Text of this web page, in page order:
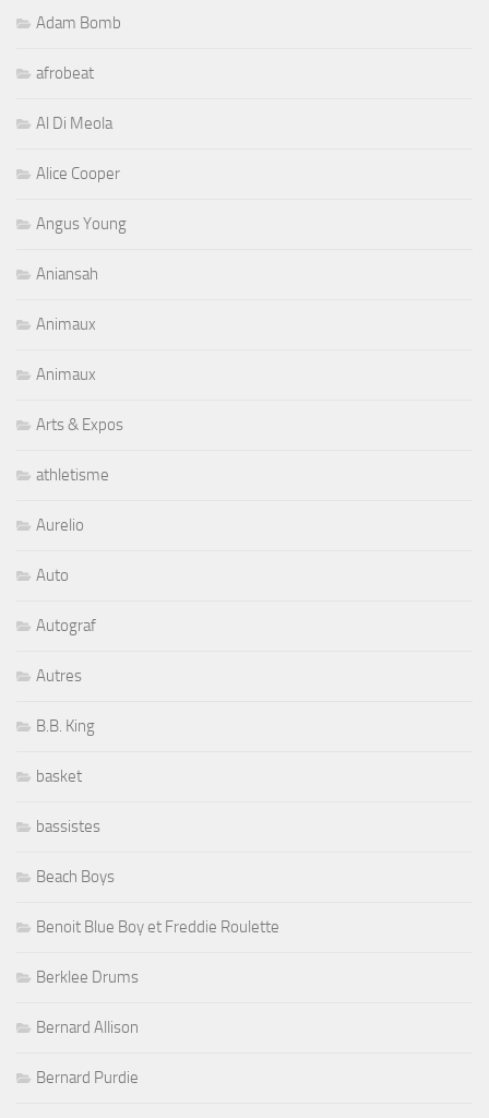
Adam Bomb
afrobeat
Al Di Meola
Alice Cooper
Angus Young
Aniansah
Animaux
Animaux
Arts & Expos
athletisme
Aurelio
Auto
Autograf
Autres
B.B. King
basket
bassistes
Beach Boys
Benoit Blue Boy et Freddie Roulette
Berklee Drums
Bernard Allison
Bernard Purdie